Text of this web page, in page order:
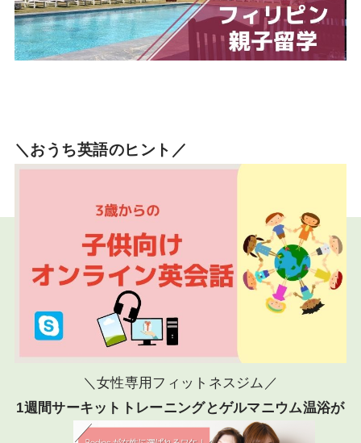
＼おうち英語のヒント／
＼女性専用フィットネスジム／
1週間サーキットトレーニングとゲルマニウム温浴が